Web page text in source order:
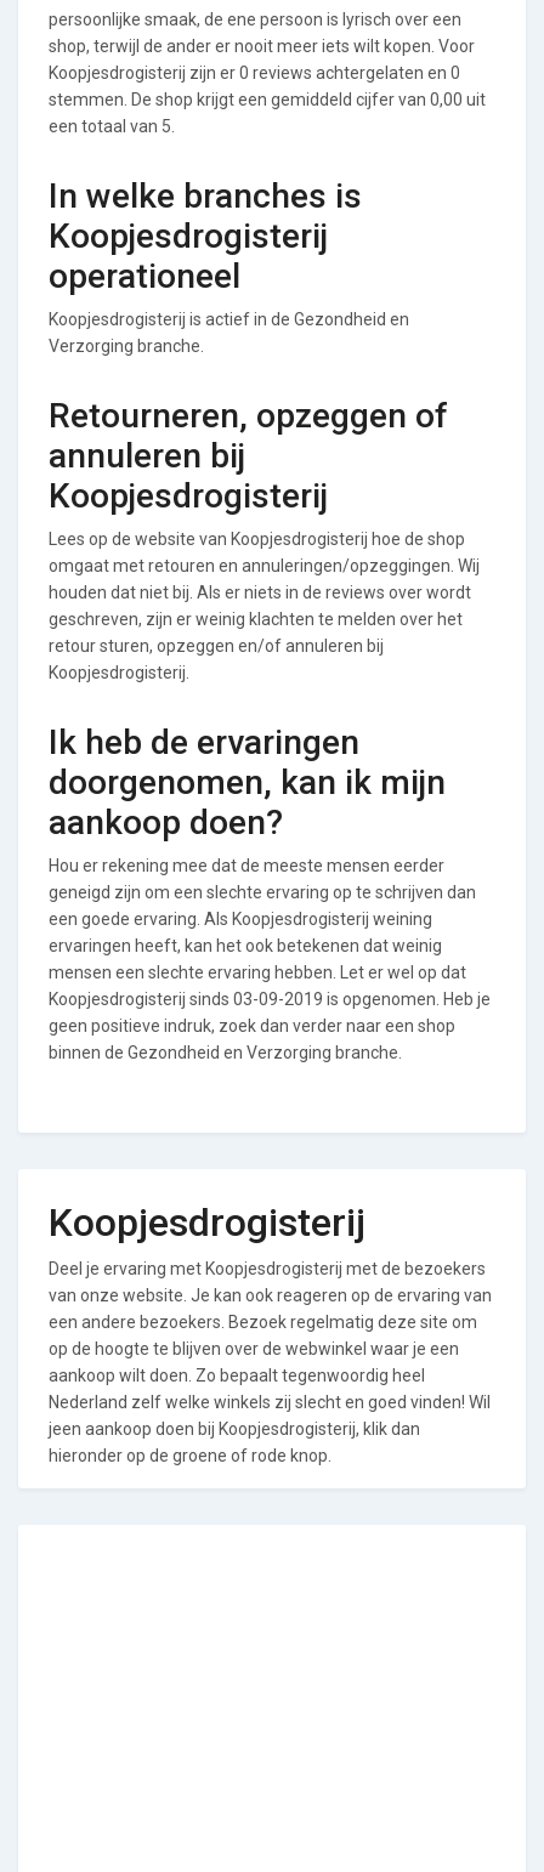
persoonlijke smaak, de ene persoon is lyrisch over een
shop, terwijl de ander er nooit meer iets wilt kopen. Voor
Koopjesdrogisterij zijn er 0 reviews achtergelaten en 0
stemmen. De shop krijgt een gemiddeld cijfer van 0,00 uit
een totaal van 5.
In welke branches is
Koopjesdrogisterij
operationeel
Koopjesdrogisterij is actief in de Gezondheid en
Verzorging branche.
Retourneren, opzeggen of
annuleren bij
Koopjesdrogisterij
Lees op de website van Koopjesdrogisterij hoe de shop
omgaat met retouren en annuleringen/opzeggingen. Wij
houden dat niet bij. Als er niets in de reviews over wordt
geschreven, zijn er weinig klachten te melden over het
retour sturen, opzeggen en/of annuleren bij
Koopjesdrogisterij.
Ik heb de ervaringen
doorgenomen, kan ik mijn
aankoop doen?
Hou er rekening mee dat de meeste mensen eerder
geneigd zijn om een slechte ervaring op te schrijven dan
een goede ervaring. Als Koopjesdrogisterij weining
ervaringen heeft, kan het ook betekenen dat weinig
mensen een slechte ervaring hebben. Let er wel op dat
Koopjesdrogisterij sinds 03-09-2019 is opgenomen. Heb je
geen positieve indruk, zoek dan verder naar een shop
binnen de Gezondheid en Verzorging branche.
Koopjesdrogisterij
Deel je ervaring met Koopjesdrogisterij met de bezoekers
van onze website. Je kan ook reageren op de ervaring van
een andere bezoekers. Bezoek regelmatig deze site om
op de hoogte te blijven over de webwinkel waar je een
aankoop wilt doen. Zo bepaalt tegenwoordig heel
Nederland zelf welke winkels zij slecht en goed vinden! Wil
jeen aankoop doen bij Koopjesdrogisterij, klik dan
hieronder op de groene of rode knop.